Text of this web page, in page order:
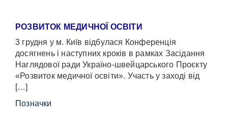
РОЗВИТОК МЕДИЧНОЇ ОСВІТИ
3 грудня у м. Київ відбулася Конференція
досягнень і наступних кроків в рамках Засідання
Наглядової ради Україно-швейцарського Проєкту
«Розвиток медичної освіти». Участь у заході від
[…]
Позначки